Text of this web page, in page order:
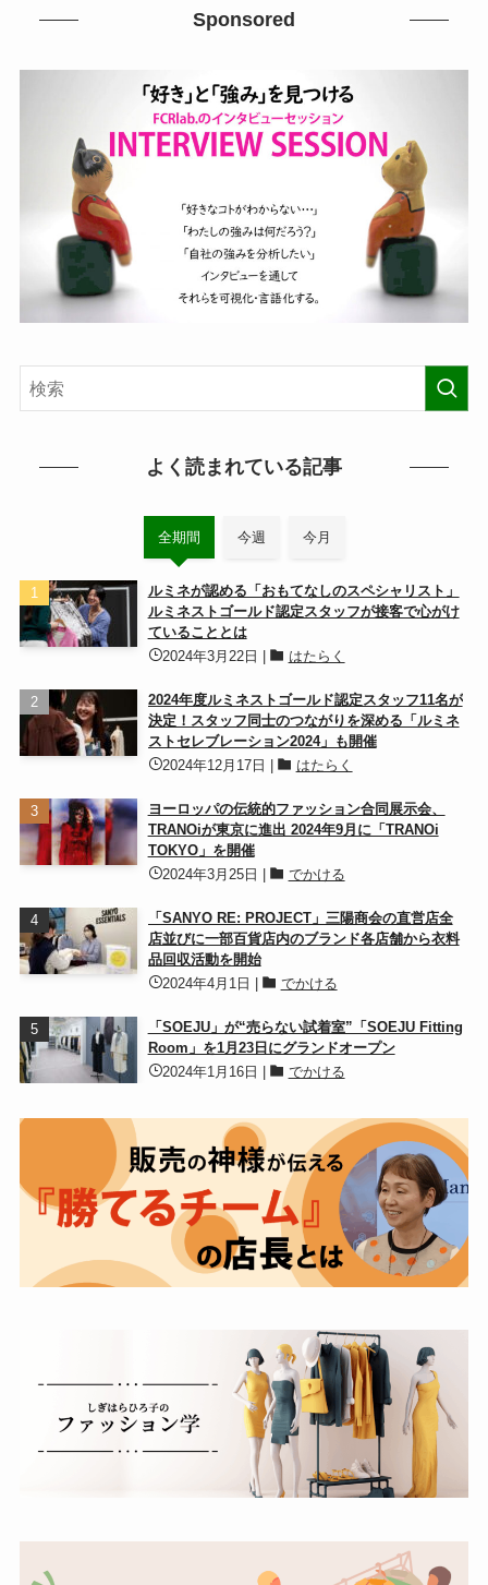
Sponsored
よく読まれている記事
全期間 今週 今月
ルミネが認める「おもてなしのスペシャリスト」
ルミネストゴールド認定スタッフが接客で心がけ
ていることとは
2024年3月22日
はたらく
2024年度ルミネストゴールド認定スタッフ11名が
決定！スタッフ同士のつながりを深める「ルミネ
ストセレブレーション2024」も開催
2024年12月17日
はたらく
ヨーロッパの伝統的ファッション合同展示会、
TRANOiが東京に進出 2024年9月に「TRANOi
TOKYO」を開催
2024年3月25日
でかける
「SANYO RE: PROJECT」三陽商会の直営店全
店並びに一部百貨店内のブランド各店舗から衣料
品回収活動を開始
2024年4月1日
でかける
「SOEJU」が“売らない試着室”「SOEJU Fitting
Room」を1月23日にグランドオープン
2024年1月16日
でかける